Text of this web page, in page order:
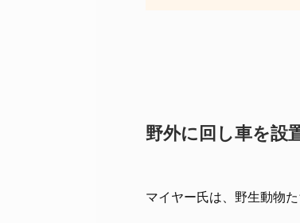
野外に回し車を設
マイヤー氏は、野生動物